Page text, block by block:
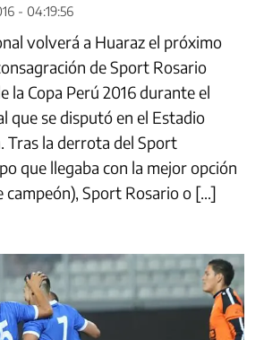
- 04:19:56
volverá a Huaraz el próximo
de Sport Rosario
la Copa Perú 2016 durante el
que se disputó en el Estadio
Tras la derrota del Sport
que llegaba con la mejor opción
campeón), Sport Rosario o […]